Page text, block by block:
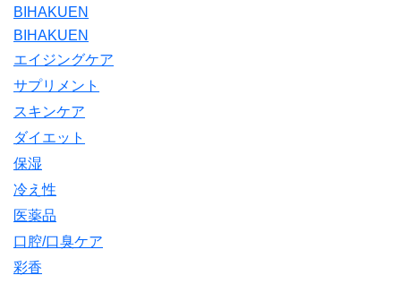
BIHAKUEN
BIHAKUEN
エイジングケア
サプリメント
スキンケア
ダイエット
保湿
冷え性
医薬品
口腔/口臭ケア
彩香